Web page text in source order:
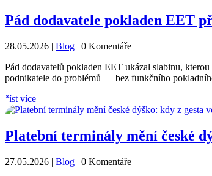
Pád dodavatele pokladen EET
28.05.2026 | Blog | 0 Komentáře
Pád dodavatelů pokladen EET ukázal slabinu,
podnikatele do problémů — bez funkčního
číst více
Platební terminály mění české
27.05.2026 | Blog | 0 Komentáře